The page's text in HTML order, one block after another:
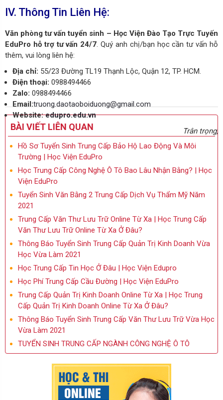
IV. Thông Tin Liên Hệ:
Văn phòng tư vấn tuyển sinh – Học Viện Đào Tạo Trực Tuyến
EduPro hỗ trợ tư vấn 24/7. Quý anh chị/bạn học cần tư vấn hỗ
thêm, vui lòng liên hệ:
Địa chỉ: 55/23 Đường TL19 Thạnh Lộc, Quận 12, TP. HCM.
Điện thoại: 0988494466
Zalo: 0988494466
Email:truong.daotaoboiduong@gmail.com
Website:edupro.edu.vn
Trân trọng,
BÀI VIẾT LIÊN QUAN
Hồ Sơ Tuyển Sinh Trung Cấp Bảo Hộ Lao Động Và Môi
Trường | Học Viện EduPro
Học Trung Cấp Công Nghệ Ô Tô Bao Lâu Nhận Bằng? | Học
Viện EduPro
Tuyển Sinh Văn Bằng 2 Trung Cấp Dịch Vụ Thẩm Mỹ Năm
2021
Trung Cấp Văn Thư Lưu Trữ Online Từ Xa | Học Trung Cấp
Văn Thư Lưu Trữ Online Từ Xa Ở Đâu?
Thông Báo Tuyển Sinh Trung Cấp Quản Trị Kinh Doanh Vừa
Học Vừa Làm 2021
Học Trung Cấp Tin Học Ở Đâu | Học Viện Edupro
Học Phí Trung Cấp Cầu Đường | Học Viện EduPro
Trung Cấp Quản Trị Kinh Doanh Online Từ Xa | Học Trung
Cấp Quản Trị Kinh Doanh Online Từ Xa Ở Đâu?
Thông Báo Tuyển Sinh Trung Cấp Văn Thư Lưu Trữ Vừa Học
Vừa Làm 2021
TUYỂN SINH TRUNG CẤP NGÀNH CÔNG NGHỆ Ô TÔ